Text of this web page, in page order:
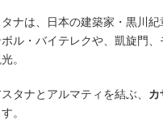
ナは、日本の建築家・黒川
ル・バイテレクや、凱旋門
。
タナとアルマティを結ぶ、 カ
。